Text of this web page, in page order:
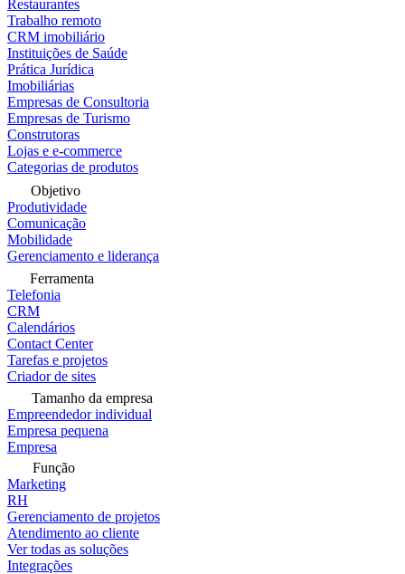
Restaurantes
Trabalho remoto
CRM imobiliário
Instituições de Saúde
Prática Jurídica
Imobiliárias
Empresas de Consultoria
Empresas de Turismo
Construtoras
Lojas e e-commerce
Categorias de produtos
Objetivo
Produtividade
Comunicação
Mobilidade
Gerenciamento e liderança
Ferramenta
Telefonia
CRM
Calendários
Contact Center
Tarefas e projetos
Criador de sites
Tamanho da empresa
Empreendedor individual
Empresa pequena
Empresa
Função
Marketing
RH
Gerenciamento de projetos
Atendimento ao cliente
Ver todas as soluções
Integrações